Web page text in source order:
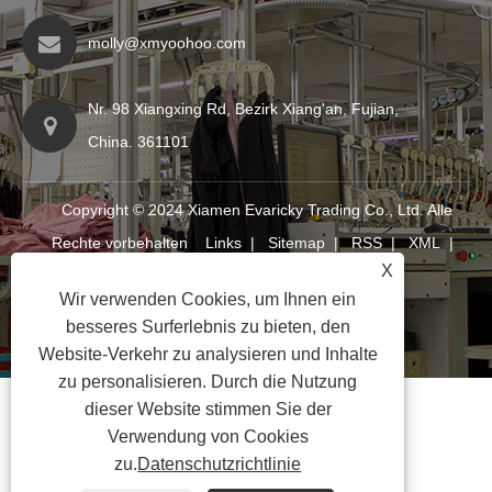
molly@xmyoohoo.com
Nr. 98 Xiangxing Rd, Bezirk Xiang'an, Fujian,
China. 361101
Copyright © 2024 Xiamen Evaricky Trading Co., Ltd. Alle
Rechte vorbehalten Links | Sitemap |RSS|XML|
X
Wir verwenden Cookies, um Ihnen ein
besseres Surferlebnis zu bieten, den
Website-Verkehr zu analysieren und Inhalte
zu personalisieren. Durch die Nutzung
dieser Website stimmen Sie der
Verwendung von Cookies
zu.Datenschutzrichtlinie